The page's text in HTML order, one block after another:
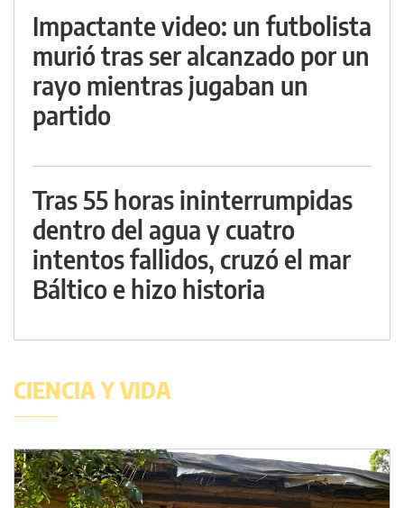
Impactante video: un futbolista
murió tras ser alcanzado por un
rayo mientras jugaban un
partido
Tras 55 horas ininterrumpidas
dentro del agua y cuatro
intentos fallidos, cruzó el mar
Báltico e hizo historia
CIENCIA Y VIDA